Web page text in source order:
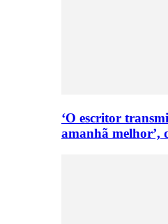
‘O escritor
amanhã melhor’,